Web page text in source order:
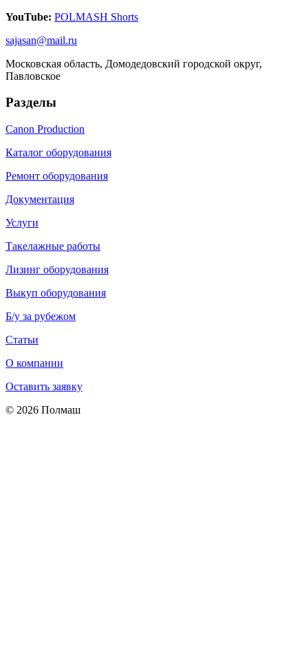
YouTube: POLMASH Shorts
sajasan@mail.ru
Московская область, Домодедовский городской округ,
Павловское
Разделы
Canon Production
Каталог оборудования
Ремонт оборудования
Документация
Услуги
Такелажные работы
Лизинг оборудования
Выкуп оборудования
Б/у за рубежом
Статьи
О компании
Оставить заявку
© 2026 Полмаш